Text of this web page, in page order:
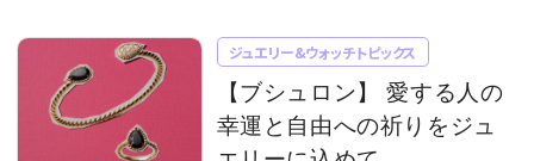
ジュエリー&ウォッチトピックス
【ブシュロン】 愛する人の
幸運と自由への祈りをジュ